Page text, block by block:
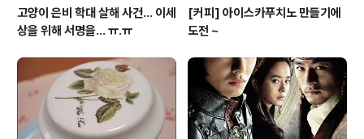
고양이 은비 학대 살해 사건... 이세
상을 위해 서명을... ㅠ.ㅠ
[커피] 아이스카푸치노 만들기에
도전 ~